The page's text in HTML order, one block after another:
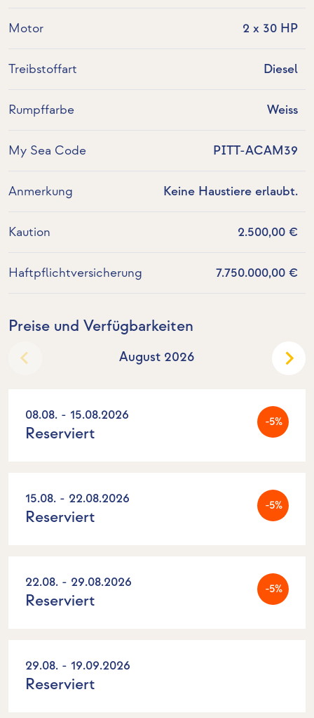
Motor 2 x 30 HP
Treibstoffart Diesel
Rumpffarbe Weiss
My Sea Code PITT-ACAM39
Anmerkung Keine Haustiere erlaubt.
Kaution 2.500,00 €
Haftpflichtversicherung 7.750.000,00 €
Preise und Verfügbarkeiten
August 2026
08.08. - 15.08.2026 -5%
Reserviert
15.08. - 22.08.2026 -5%
Reserviert
22.08. - 29.08.2026 -5%
Reserviert
29.08. - 19.09.2026
Reserviert